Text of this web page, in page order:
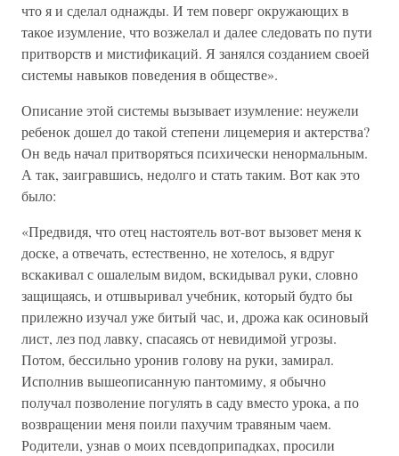
что я и сделал однажды. И тем поверг окружающих в
такое изумление, что возжелал и далее следовать по пути
притворств и мистификаций. Я занялся созданием своей
системы навыков поведения в обществе».
Описание этой системы вызывает изумление: неужели
ребенок дошел до такой степени лицемерия и актерства?
Он ведь начал притворяться психически ненормальным.
А так, заигравшись, недолго и стать таким. Вот как это
было:
«Предвидя, что отец настоятель вот-вот вызовет меня к
доске, а отвечать, естественно, не хотелось, я вдруг
вскакивал с ошалелым видом, вскидывал руки, словно
защищаясь, и отшвыривал учебник, который будто бы
прилежно изучал уже битый час, и, дрожа как осиновый
лист, лез под лавку, спасаясь от невидимой угрозы.
Потом, бессильно уронив голову на руки, замирал.
Исполнив вышеописанную пантомиму, я обычно
получал позволение погулять в саду вместо урока, а по
возвращении меня поили пахучим травяным чаем.
Родители, узнав о моих псевдоприпадках, просили